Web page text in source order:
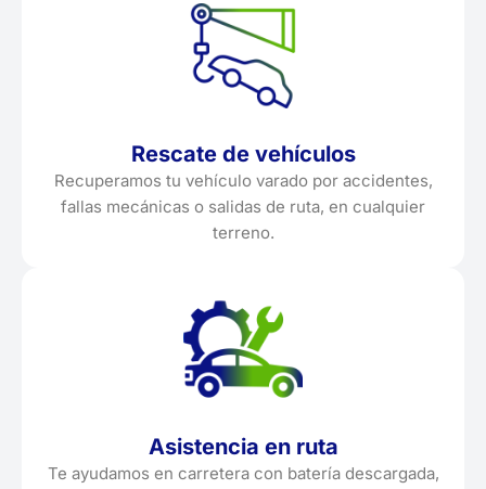
Rescate de vehículos
Recuperamos tu vehículo varado por accidentes,
fallas mecánicas o salidas de ruta, en cualquier
terreno.
Asistencia en ruta
Te ayudamos en carretera con batería descargada,